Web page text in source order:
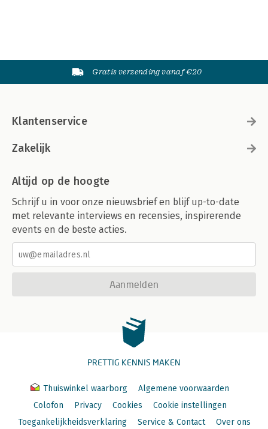
Gratis verzending vanaf €20
Klantenservice
Zakelijk
Altijd op de hoogte
Schrijf u in voor onze nieuwsbrief en blijf up-to-date
met relevante interviews en recensies, inspirerende
events en de beste acties.
Aanmelden
PRETTIG KENNIS MAKEN
Thuiswinkel waarborg
Algemene voorwaarden
Colofon
Privacy Cookies
Cookie instellingen
Toegankelijkheidsverklaring
Service & Contact Over ons